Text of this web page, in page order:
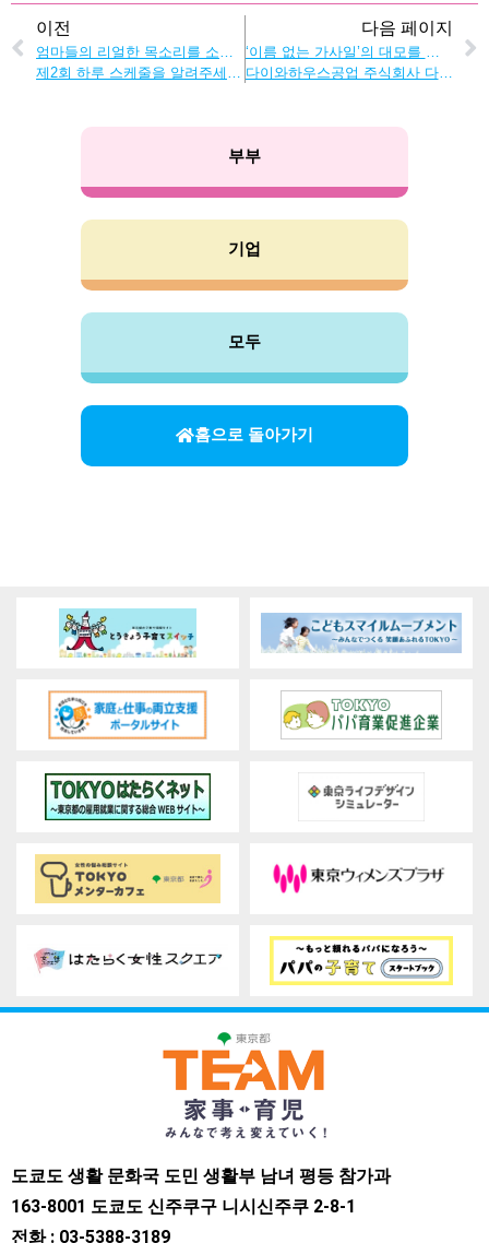
이전
엄마들의 리얼한 목소리를 소개합니다! 가사・육아의 고민은 이렇게 해결한다】엄마들의 리얼한 목소리를 소개합니다!
제2회 하루 스케줄을 알려주세요! 바쁜 일상을 이겨내는 가사・육아 분담의 고안
다음 페이지
‘이름 없는 가사일’의 대모를 만나봤다!
다이와하우스공업 주식회사 다다 아야코 씨 인터뷰
부부
기업
모두
홈으로 돌아가기
도쿄도 생활 문화국 도민 생활부 남녀 평등 참가과
163-8001 도쿄도 신주쿠구 니시신주쿠 2-8-1
전화 : 03-5388-3189